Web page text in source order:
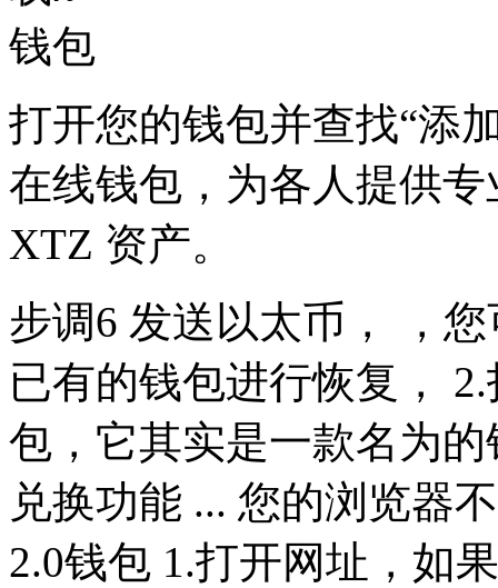
打开您的钱包并查找“添
在线钱包，为各人提供
XTZ 资产。
步调6 发送以太币， ，
已有的钱包进行恢复，
包，它其实是一款名为
兑换功能 ... 您的浏览器
2.0钱包 1.打开网址，如